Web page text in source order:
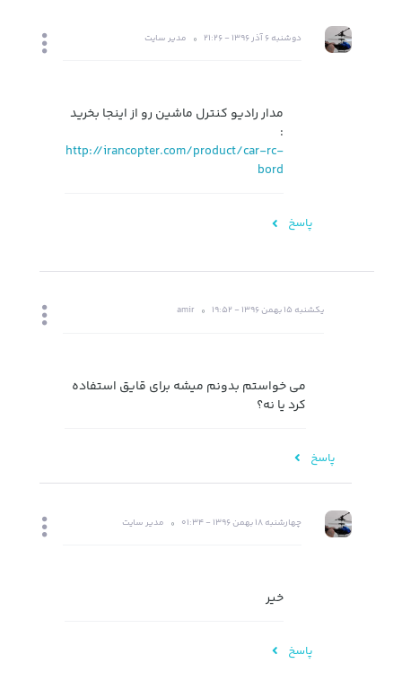
دوشنبه 6 آذر 1396 - 21:26 مدیر سایت
مدار رادیو کنترل ماشین رو از اینجا بخرید
:
http://irancopter.com/product/car-rc-
bord
پاسخ
یکشنبه 15 بهمن 1396 - 19:52 amir
می خواستم بدونم میشه برای قایق استفاده
کرد یا نه؟
پاسخ
چهارشنبه 18 بهمن 1396 - 01:34 مدیر سایت
خیر
پاسخ